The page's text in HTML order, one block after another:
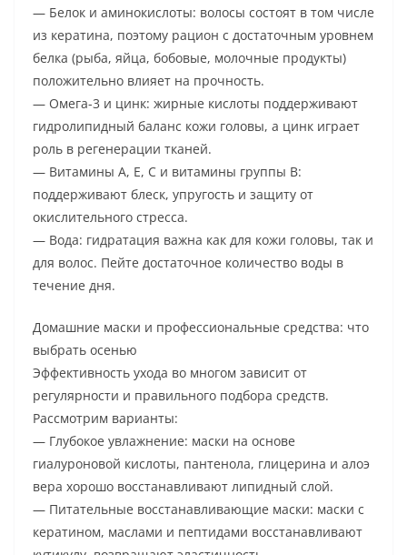
— Белок и аминокислоты: волосы состоят в том числе
из кератина, поэтому рацион с достаточным уровнем
белка (рыба, яйца, бобовые, молочные продукты)
положительно влияет на прочность.
— Омега-3 и цинк: жирные кислоты поддерживают
гидролипидный баланс кожи головы, а цинк играет
роль в регенерации тканей.
— Витамины A, E, C и витамины группы B:
поддерживают блеск, упругость и защиту от
окислительного стресса.
— Вода: гидратация важна как для кожи головы, так и
для волос. Пейте достаточное количество воды в
течение дня.
Домашние маски и профессиональные средства: что
выбрать осенью
Эффективность ухода во многом зависит от
регулярности и правильного подбора средств.
Рассмотрим варианты:
— Глубокое увлажнение: маски на основе
гиалуроновой кислоты, пантенола, глицерина и алоэ
вера хорошо восстанавливают липидный слой.
— Питательные восстанавливающие маски: маски с
кератином, маслами и пептидами восстанавливают